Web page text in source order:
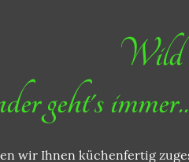
geht's
wir Ihnen küchenfertig